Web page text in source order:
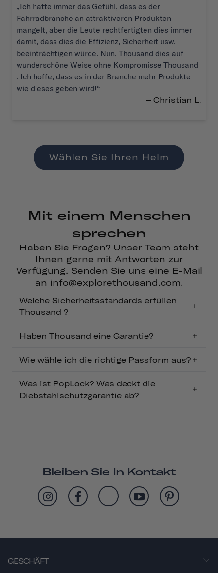
„Ich hatte immer das Gefühl, dass es der
Fahrradbranche an attraktiveren Produkten
mangelt, aber die Leute rechtfertigten dies immer
damit, dass dies die Effizienz, Sicherheit usw.
beeinträchtigen würde. Nun, Thousand dies auf
wunderschöne Weise ohne Kompromisse Thousand
. Ich hoffe, dass es in der Branche mehr Produkte
wie dieses geben wird!“
– Christian L.
Wählen Sie Ihren Helm
Mit einem Menschen
sprechen
Haben Sie Fragen? Unser Team steht
Ihnen gerne mit Antworten zur
Verfügung. Senden Sie uns eine E-Mail
an info@explorethousand.com.
Welche Sicherheitsstandards erfüllen
Thousand ?
Haben Thousand eine Garantie?
Wie wähle ich die richtige Passform aus?
Was ist PopLock? Was deckt die
Diebstahlschutzgarantie ab?
Bleiben Sie In Kontakt
GESCHÄFT